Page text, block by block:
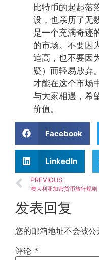
比特币的起起落
设，也亲历了无
是一个充满奇迹
的市场。不要因
追高，也不要因
疑）而轻易放弃
才能在这个市场
与大家相遇，希
价值。
Facebook
LinkedIn
PREVIOUS
发表回复
您的邮箱地址不会被公
评论 *